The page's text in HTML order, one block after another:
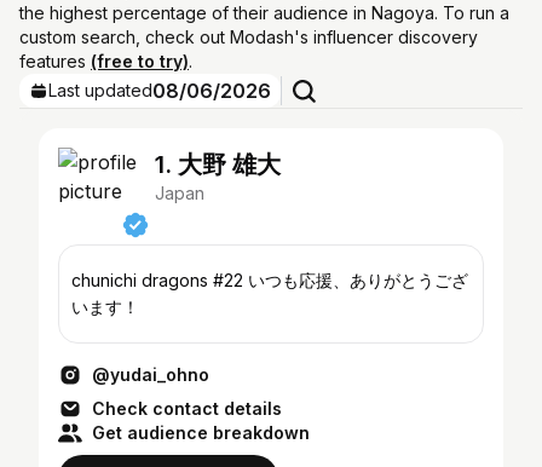
the highest percentage of their audience in Nagoya. To run a
custom search, check out Modash's influencer discovery
features (free to try).
Last updated08/06/2026
1. 大野 雄大
Japan
chunichi dragons #22 いつも応援、ありがとうござ
います！
@yudai_ohno
Check contact details
Get audience breakdown